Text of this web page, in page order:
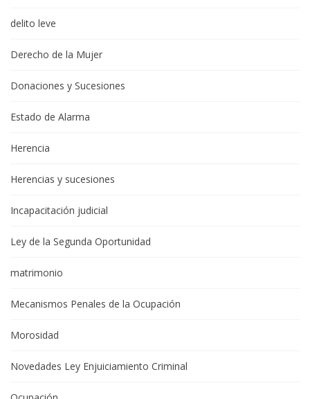
delito leve
Derecho de la Mujer
Donaciones y Sucesiones
Estado de Alarma
Herencia
Herencias y sucesiones
Incapacitación judicial
Ley de la Segunda Oportunidad
matrimonio
Mecanismos Penales de la Ocupación
Morosidad
Novedades Ley Enjuiciamiento Criminal